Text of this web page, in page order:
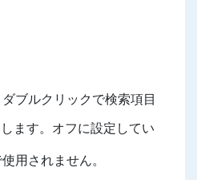
ブルクリックで検索項目
します。オフに設定してい
用されません。